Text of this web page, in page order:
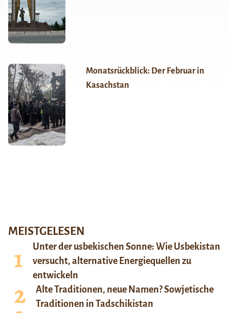
Monatsrückblick: Der Februar in
Kasachstan
MEISTGELESEN
Unter der usbekischen Sonne: Wie Usbekistan
versucht, alternative Energiequellen zu
entwickeln
Alte Traditionen, neue Namen? Sowjetische
Traditionen in Tadschikistan